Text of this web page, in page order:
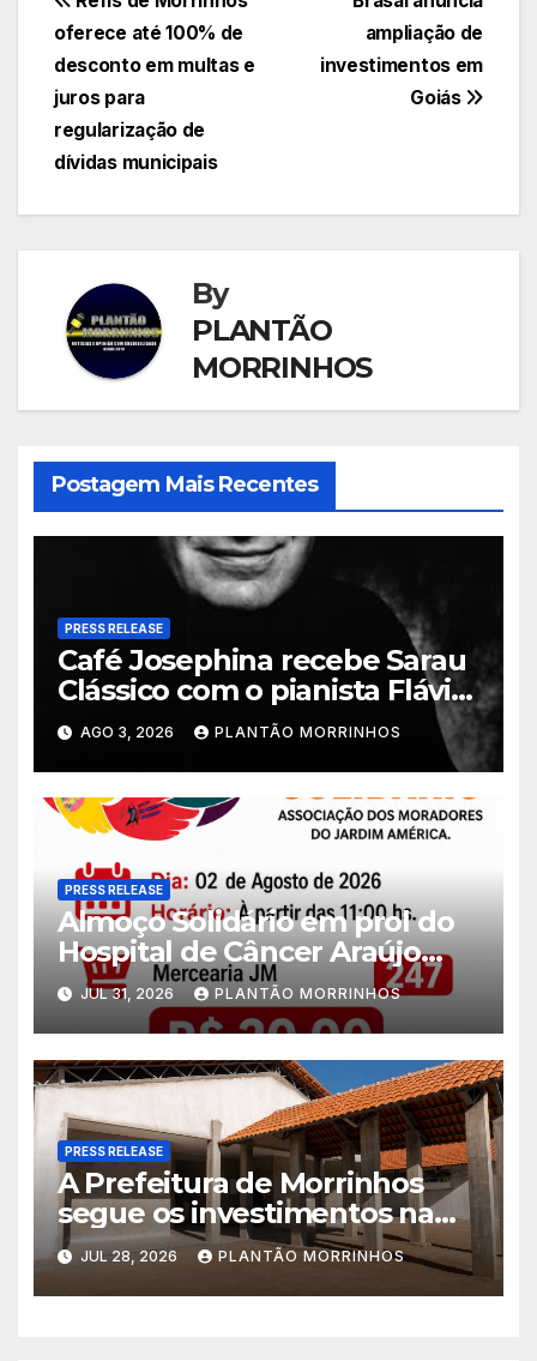
de
Post
ampliação de
investimentos em
Goiás
oferece até 100% de
desconto em multas e
juros para
regularização de
dívidas municipais
By
PLANTÃO
MORRINHOS
Postagem Mais Recentes
PRESS RELEASE
Café Josephina recebe Sarau
Clássico com o pianista Flávio
Varani nesta terça-feira
AGO 3, 2026 PLANTÃO MORRINHOS
PRESS RELEASE
Almoço Solidário em prol do
Hospital de Câncer Araújo
Jorge é realizado no Jardim
América
JUL 31, 2026 PLANTÃO MORRINHOS
PRESS RELEASE
A Prefeitura de Morrinhos
segue os investimentos na
educação. A obra da Escola
Municipal Eudóxio de
Figueiredo avança em ritmo
JUL 28, 2026 PLANTÃO MORRINHOS